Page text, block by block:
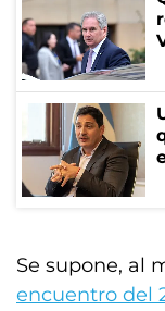
Se supone, al
encuentro del